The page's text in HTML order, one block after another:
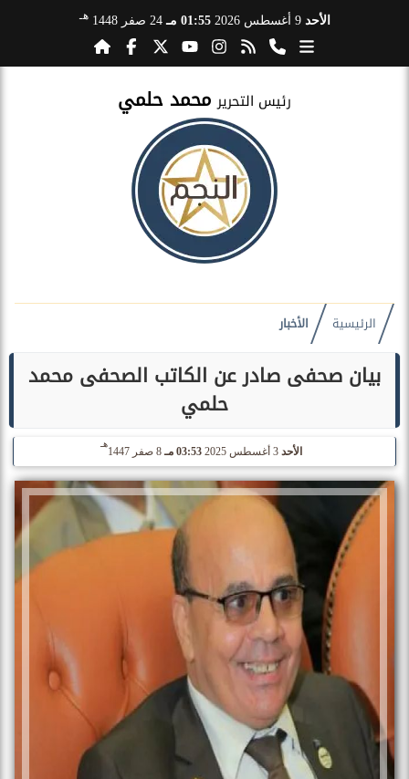
الأحد 9 أغسطس 2026 01:55 مـ 24 صفر 1448 هـ
رئيس التحرير محمد حلمي
الرئيسية الأخبار
بيان صحفى صادر عن الكاتب الصحفى محمد
حلمي
الأحد 3 أغسطس 2025 03:53 مـ 8 صفر 1447
هـ